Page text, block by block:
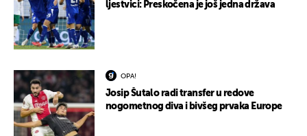
ljestvici: Preskočena je još jedna država
OPA!
Josip Šutalo radi transfer u redove
nogometnog diva i bivšeg prvaka Europe